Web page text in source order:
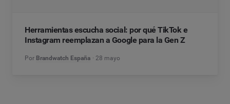
Herramientas escucha social: por qué TikTok e
Instagram reemplazan a Google para la Gen Z
Por Brandwatch España 28 mayo